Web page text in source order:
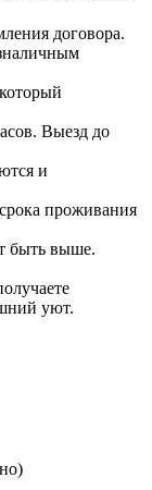
договора.
Выезд до
и
проживания
быть выше.
уют.